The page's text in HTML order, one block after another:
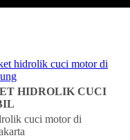
HIDROLIK CUCI